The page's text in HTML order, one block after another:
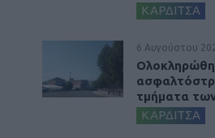
ΚΑΡΔΙΤΣΑ
6 Αυγούστου
τμήματα
ΚΑΡΔΙΤΣΑ